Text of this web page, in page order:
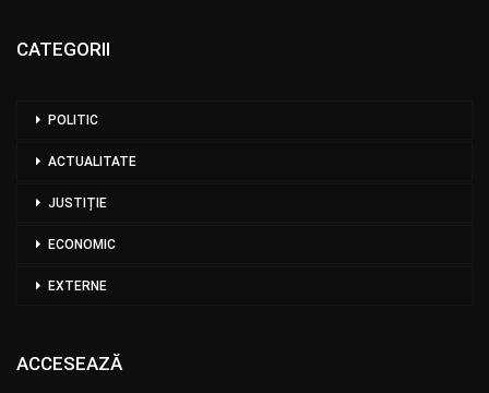
CATEGORII
POLITIC
ACTUALITATE
JUSTIȚIE
ECONOMIC
EXTERNE
ACCESEAZĂ